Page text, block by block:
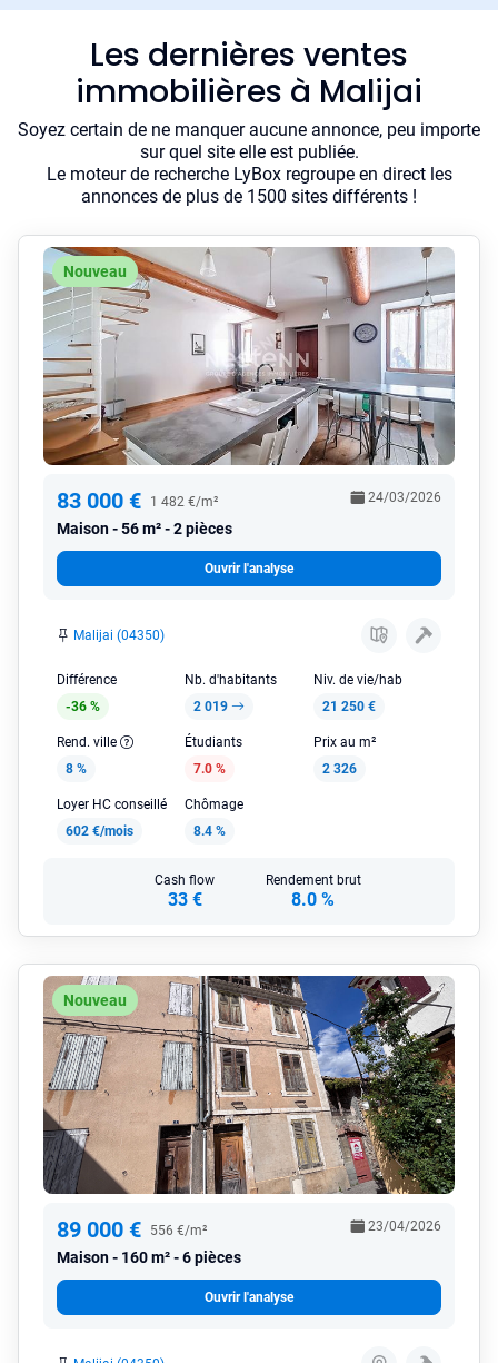
Les dernières ventes
immobilières à Malijai
Soyez certain de ne manquer aucune annonce, peu importe
sur quel site elle est publiée.
Le moteur de recherche LyBox regroupe en direct les
annonces de plus de 1500 sites différents !
Nouveau
83 000 € 1 482 €/m²
Maison 56 m² - 2 pièces
24/03/2026
Ouvrir l'analyse
Malijai (04350)
Différence
-36 %
Nb. d'habitants
2 019
Niv. de vie/hab
21 250 €
Rend. ville
8 %
Étudiants
7.0 %
Prix au m²
2 326
Loyer HC conseillé
602 €/mois
Chômage
8.4 %
Cash flow
33 €
Rendement brut
8.0 %
Nouveau
89 000 € 556 €/m²
Maison 160 m² - 6 pièces
23/04/2026
Ouvrir l'analyse